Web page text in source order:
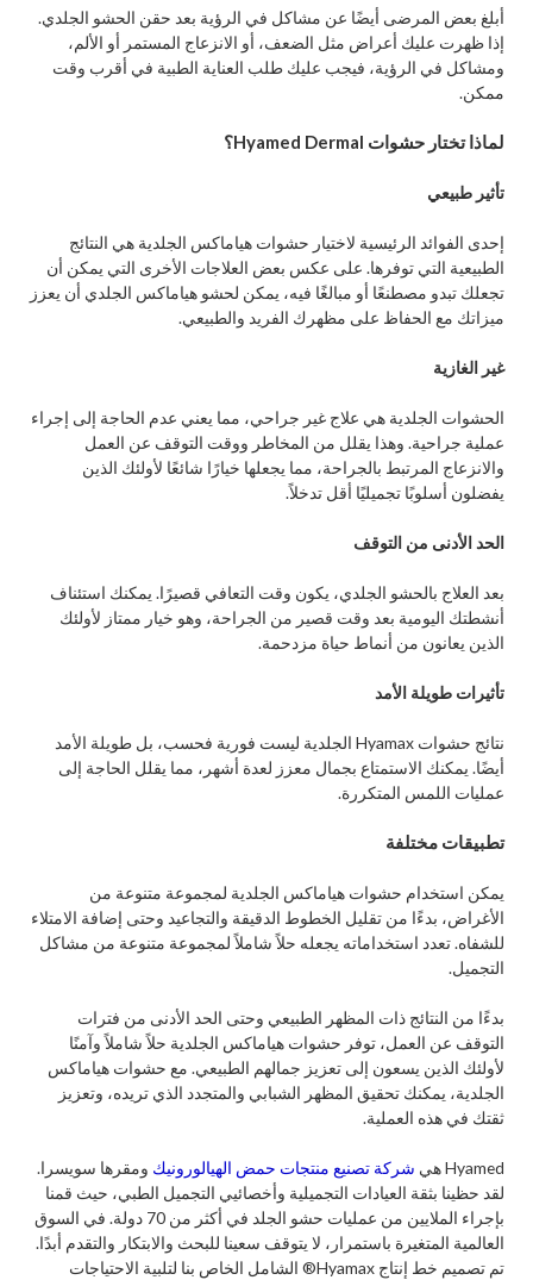
أبلغ بعض المرضى أيضًا عن مشاكل في الرؤية بعد حقن الحشو الجلدي.
إذا ظهرت عليك أعراض مثل الضعف، أو الانزعاج المستمر أو الألم،
ومشاكل في الرؤية، فيجب عليك طلب العناية الطبية في أقرب وقت
ممكن.
لماذا تختار حشوات Hyamed Dermal؟
تأثير طبيعي
إحدى الفوائد الرئيسية لاختيار حشوات هياماكس الجلدية هي النتائج
الطبيعية التي توفرها. على عكس بعض العلاجات الأخرى التي يمكن أن
تجعلك تبدو مصطنعًا أو مبالغًا فيه، يمكن لحشو هياماكس الجلدي أن يعزز
ميزاتك مع الحفاظ على مظهرك الفريد والطبيعي.
غير الغازية
الحشوات الجلدية هي علاج غير جراحي، مما يعني عدم الحاجة إلى إجراء
عملية جراحية. وهذا يقلل من المخاطر ووقت التوقف عن العمل
والانزعاج المرتبط بالجراحة، مما يجعلها خيارًا شائعًا لأولئك الذين
يفضلون أسلوبًا تجميليًا أقل تدخلاً.
الحد الأدنى من التوقف
بعد العلاج بالحشو الجلدي، يكون وقت التعافي قصيرًا. يمكنك استئناف
أنشطتك اليومية بعد وقت قصير من الجراحة، وهو خيار ممتاز لأولئك
الذين يعانون من أنماط حياة مزدحمة.
تأثيرات طويلة الأمد
نتائج حشوات Hyamax الجلدية ليست فورية فحسب، بل طويلة الأمد
أيضًا. يمكنك الاستمتاع بجمال معزز لعدة أشهر، مما يقلل الحاجة إلى
عمليات اللمس المتكررة.
تطبيقات مختلفة
يمكن استخدام حشوات هياماكس الجلدية لمجموعة متنوعة من
الأغراض، بدءًا من تقليل الخطوط الدقيقة والتجاعيد وحتى إضافة الامتلاء
للشفاه. تعدد استخداماته يجعله حلاً شاملاً لمجموعة متنوعة من مشاكل
التجميل.
بدءًا من النتائج ذات المظهر الطبيعي وحتى الحد الأدنى من فترات
التوقف عن العمل، توفر حشوات هياماكس الجلدية حلاً شاملاً وآمنًا
لأولئك الذين يسعون إلى تعزيز جمالهم الطبيعي. مع حشوات هياماكس
الجلدية، يمكنك تحقيق المظهر الشبابي والمتجدد الذي تريده، وتعزيز
ثقتك في هذه العملية.
Hyamed هي شركة تصنيع منتجات حمض الهيالورونيك ومقرها سويسرا.
لقد حظينا بثقة العيادات التجميلية وأخصائيي التجميل الطبي، حيث قمنا
بإجراء الملايين من عمليات حشو الجلد في أكثر من 70 دولة. في السوق
العالمية المتغيرة باستمرار، لا يتوقف سعينا للبحث والابتكار والتقدم أبدًا.
تم تصميم خط إنتاج Hyamax® الشامل الخاص بنا لتلبية الاحتياجات